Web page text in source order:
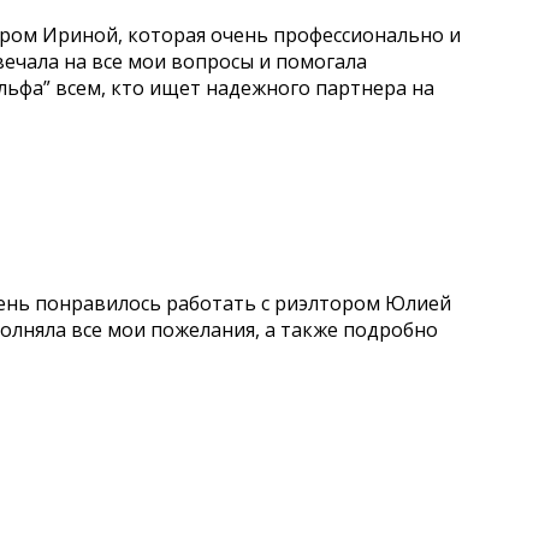
Ириной, которая очень профессионально и
на все мои вопросы и помогала
всем, кто ищет надежного партнера на
понравилось работать с риэлтором Юлией
все мои пожелания, а также подробно